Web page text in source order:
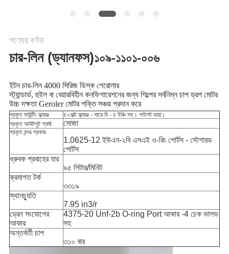
পণ্যের বর্ণনা
চার-লিন (ড্যানফস)১০৯-১১০১-০০৬
ইটন চার-লিন 4000 সিরিজ ডিস্ক গেরোলার
স্ট্যান্ডার্ড, হুইল বা বেয়ারবিহীন কনফিগারেশনের জন্য শিল্পের সর্বনিম্ন চাপ ড্রপ মোটর
উচ্চ দক্ষতা Geroler মোটর শক্তি সঞ্চয় প্রদান করে
প্রকৃত মাউন্টিং ফ্ল্যাঞ্জ
৪-বোল্ট ফ্ল্যাঞ্জ - সায়ে বি - ৪ ইঞ্চি সহ। পাইলট ডায়া।
প্রকৃত আউটপুট শ্যাফ্ট
সোজা
প্রকৃত বন্দর প্রকার
1.0625-12 ইউএন-২বি এসএই ও-রিং পোর্টস - স্টেগারড
পোর্টস
ধ্রুবক প্রবাহের হার
৯৫ লিটার/মিনিট
ক্রমাগত টর্ক
৩৩১৯
স্থানচ্যুতি
7.95 in3/r
ড্রেন সংযোগের
আকার
4375-20 Unf-2b O-ring Port আকার -4 চেক ভালভ
সহ
অন্তর্বর্তী চাপ
৩১০ বার